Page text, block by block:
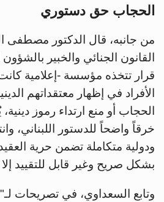
الحجاب حق دستوري
من جانبه، قال الدكتور مصطفى
القانون الجنائي والخبير
قرار تتخذه مؤسسة -إعلامية
الأفراد في إظهار معتقداتهم
الحجاب أو منع ارتداء رموز
خرقاً واضحاً للدستور اللبناني،
ودولية متكاملة تضمن حرية
بشكل صريح وغير قابل للتقييد
وتابع السعداوي، في تصريحات